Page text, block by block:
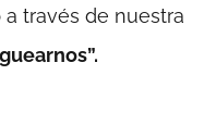
a través de nuestra